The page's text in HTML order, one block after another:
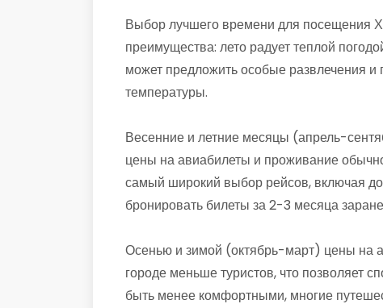
Выбор лучшего времени для посещения
преимущества: лето радует теплой
может предложить особые развлечения
температуры.
Весенние и летние месяцы (апрель-
цены на авиабилеты и проживание
самый широкий выбор рейсов, включая
бронировать билеты за 2-3 месяца
Осенью и зимой (октябрь-март) цены на
городе меньше туристов, что позволяет
быть менее комфортными, многие